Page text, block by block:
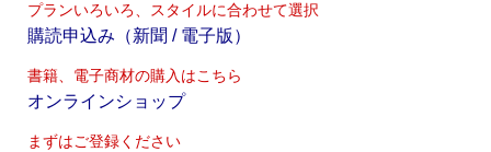
プランいろいろ、スタイルに合わせて選択
購読申込み（新聞 / 電子版）
書籍、電子商材の購入はこちら
オンラインショップ
まずはご登録ください